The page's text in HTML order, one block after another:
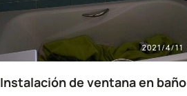
Instalación de ventana en baño